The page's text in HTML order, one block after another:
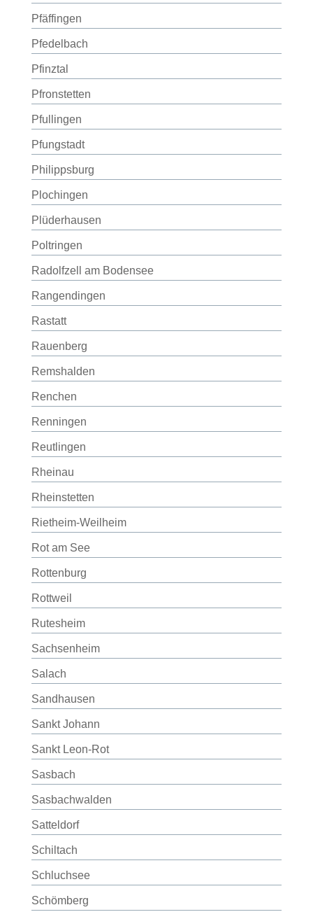
Pfäffingen
Pfedelbach
Pfinztal
Pfronstetten
Pfullingen
Pfungstadt
Philippsburg
Plochingen
Plüderhausen
Poltringen
Radolfzell am Bodensee
Rangendingen
Rastatt
Rauenberg
Remshalden
Renchen
Renningen
Reutlingen
Rheinau
Rheinstetten
Rietheim-Weilheim
Rot am See
Rottenburg
Rottweil
Rutesheim
Sachsenheim
Salach
Sandhausen
Sankt Johann
Sankt Leon-Rot
Sasbach
Sasbachwalden
Satteldorf
Schiltach
Schluchsee
Schömberg